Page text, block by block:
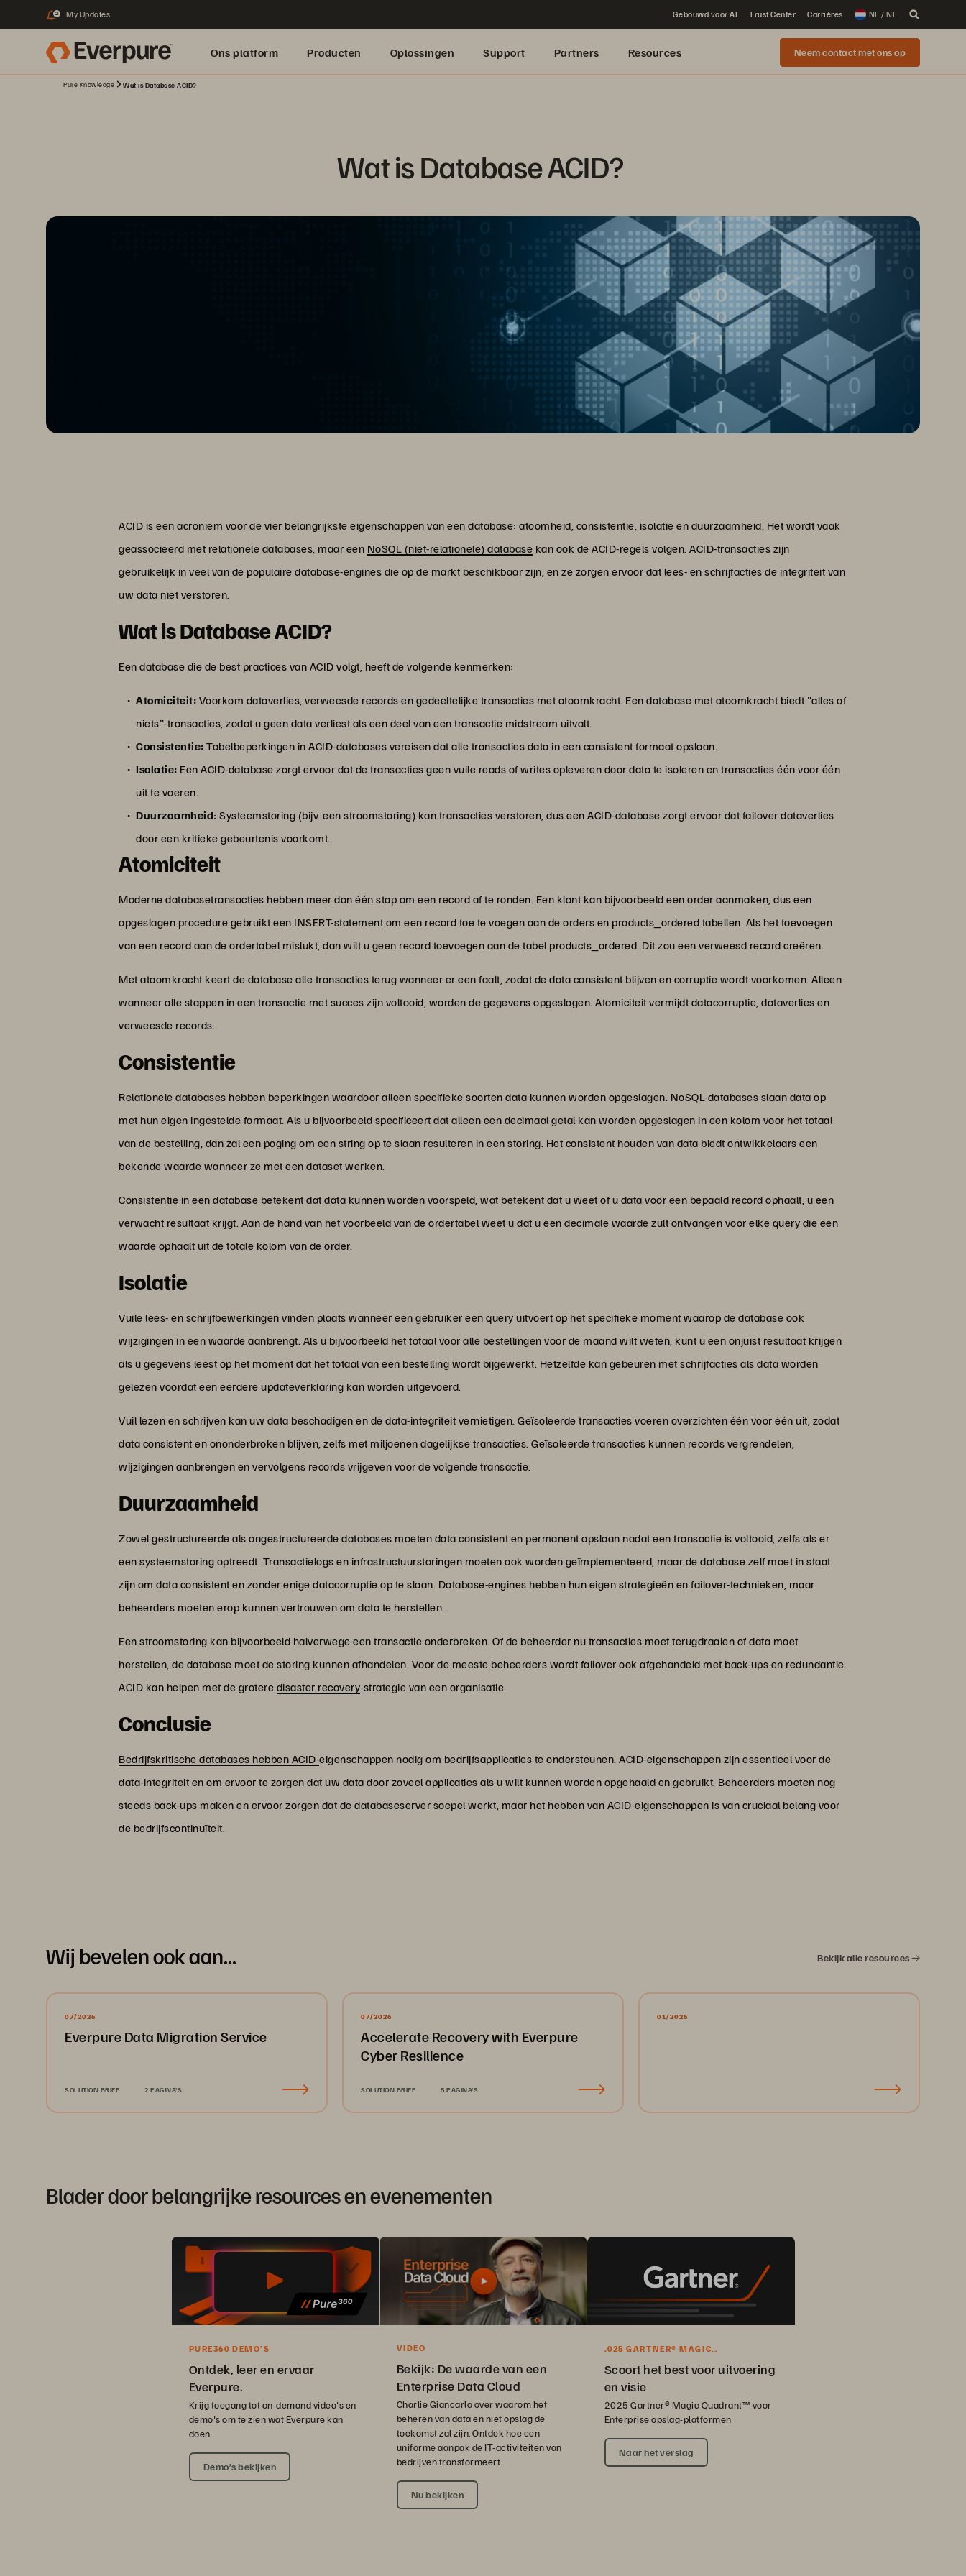
2 My Updates Gebouwd voor AI Trust Center Carrières NL / NL
Ons platform Producten Oplossingen Support Partners Resources Neem contact met ons op
Pure Knowledge Wat is Database ACID?
Wat is Database ACID?
ACID is een acroniem voor de vier belangrijkste eigenschappen van een database: atoomheid, consistentie, isolatie en duurzaamheid. Het wordt vaak
geassocieerd met relationele databases, maar een NoSQL (niet-relationele) database kan ook de ACID-regels volgen. ACID-transacties zijn
gebruikelijk in veel van de populaire database-engines die op de markt beschikbaar zijn, en ze zorgen ervoor dat lees- en schrijfacties de integriteit van
uw data niet verstoren.
Wat is Database ACID?
Een database die de best practices van ACID volgt, heeft de volgende kenmerken:
Atomiciteit: Voorkom dataverlies, verweesde records en gedeeltelijke transacties met atoomkracht. Een database met atoomkracht biedt "alles of
niets"-transacties, zodat u geen data verliest als een deel van een transactie midstream uitvalt.
Consistentie: Tabelbeperkingen in ACID-databases vereisen dat alle transacties data in een consistent formaat opslaan.
Isolatie: Een ACID-database zorgt ervoor dat de transacties geen vuile reads of writes opleveren door data te isoleren en transacties één voor één
uit te voeren.
Duurzaamheid: Systeemstoring (bijv. een stroomstoring) kan transacties verstoren, dus een ACID-database zorgt ervoor dat failover dataverlies
door een kritieke gebeurtenis voorkomt.
Atomiciteit
Moderne databasetransacties hebben meer dan één stap om een record af te ronden. Een klant kan bijvoorbeeld een order aanmaken, dus een
opgeslagen procedure gebruikt een INSERT-statement om een record toe te voegen aan de orders en products_ordered tabellen. Als het toevoegen
van een record aan de ordertabel mislukt, dan wilt u geen record toevoegen aan de tabel products_ordered. Dit zou een verweesd record creëren.
Met atoomkracht keert de database alle transacties terug wanneer er een faalt, zodat de data consistent blijven en corruptie wordt voorkomen. Alleen
wanneer alle stappen in een transactie met succes zijn voltooid, worden de gegevens opgeslagen. Atomiciteit vermijdt datacorruptie, dataverlies en
verweesde records.
Consistentie
Relationele databases hebben beperkingen waardoor alleen specifieke soorten data kunnen worden opgeslagen. NoSQL-databases slaan data op
met hun eigen ingestelde formaat. Als u bijvoorbeeld specificeert dat alleen een decimaal getal kan worden opgeslagen in een kolom voor het totaal
van de bestelling, dan zal een poging om een string op te slaan resulteren in een storing. Het consistent houden van data biedt ontwikkelaars een
bekende waarde wanneer ze met een dataset werken.
Consistentie in een database betekent dat data kunnen worden voorspeld, wat betekent dat u weet of u data voor een bepaald record ophaalt, u een
verwacht resultaat krijgt. Aan de hand van het voorbeeld van de ordertabel weet u dat u een decimale waarde zult ontvangen voor elke query die een
waarde ophaalt uit de totale kolom van de order.
Isolatie
Vuile lees- en schrijfbewerkingen vinden plaats wanneer een gebruiker een query uitvoert op het specifieke moment waarop de database ook
wijzigingen in een waarde aanbrengt. Als u bijvoorbeeld het totaal voor alle bestellingen voor de maand wilt weten, kunt u een onjuist resultaat krijgen
als u gegevens leest op het moment dat het totaal van een bestelling wordt bijgewerkt. Hetzelfde kan gebeuren met schrijfacties als data worden
gelezen voordat een eerdere updateverklaring kan worden uitgevoerd.
Vuil lezen en schrijven kan uw data beschadigen en de data-integriteit vernietigen. Geïsoleerde transacties voeren overzichten één voor één uit, zodat
data consistent en ononderbroken blijven, zelfs met miljoenen dagelijkse transacties. Geïsoleerde transacties kunnen records vergrendelen,
wijzigingen aanbrengen en vervolgens records vrijgeven voor de volgende transactie.
Duurzaamheid
Zowel gestructureerde als ongestructureerde databases moeten data consistent en permanent opslaan nadat een transactie is voltooid, zelfs als er
een systeemstoring optreedt. Transactielogs en infrastructuurstoringen moeten ook worden geïmplementeerd, maar de database zelf moet in staat
zijn om data consistent en zonder enige datacorruptie op te slaan. Database-engines hebben hun eigen strategieën en failover-technieken, maar
beheerders moeten erop kunnen vertrouwen om data te herstellen.
Een stroomstoring kan bijvoorbeeld halverwege een transactie onderbreken. Of de beheerder nu transacties moet terugdraaien of data moet
herstellen, de database moet de storing kunnen afhandelen. Voor de meeste beheerders wordt failover ook afgehandeld met back-ups en redundantie.
ACID kan helpen met de grotere disaster recovery-strategie van een organisatie.
Conclusie
Bedrijfskritische databases hebben ACID-eigenschappen nodig om bedrijfsapplicaties te ondersteunen. ACID-eigenschappen zijn essentieel voor de
data-integriteit en om ervoor te zorgen dat uw data door zoveel applicaties als u wilt kunnen worden opgehaald en gebruikt. Beheerders moeten nog
steeds back-ups maken en ervoor zorgen dat de databaseserver soepel werkt, maar het hebben van ACID-eigenschappen is van cruciaal belang voor
de bedrijfscontinuïteit.
Wij bevelen ook aan... Bekijk alle resources
07/2026
Everpure Data Migration Service
SOLUTION BRIEF 2 PAGINA'S
07/2026
Accelerate Recovery with Everpure
Cyber Resilience
SOLUTION BRIEF 5 PAGINA'S
01/2026
Blader door belangrijke resources en evenementen
PURE360 DEMO’S
Ontdek, leer en ervaar
Everpure.
Krijg toegang tot on-demand video's en
demo's om te zien wat Everpure kan
doen.
Demo’s bekijken
VIDEO
Bekijk: De waarde van een
Enterprise Data Cloud
Charlie Giancarlo over waarom het
beheren van data en niet opslag de
toekomst zal zijn. Ontdek hoe een
uniforme aanpak de IT-activiteiten van
bedrijven transformeert.
Nu bekijken
.025 GARTNER® MAGIC
Scoort het best voor uitvoering
en visie
2025 Gartner® Magic Quadrant™ voor
Enterprise opslag-platformen
Naar het verslag